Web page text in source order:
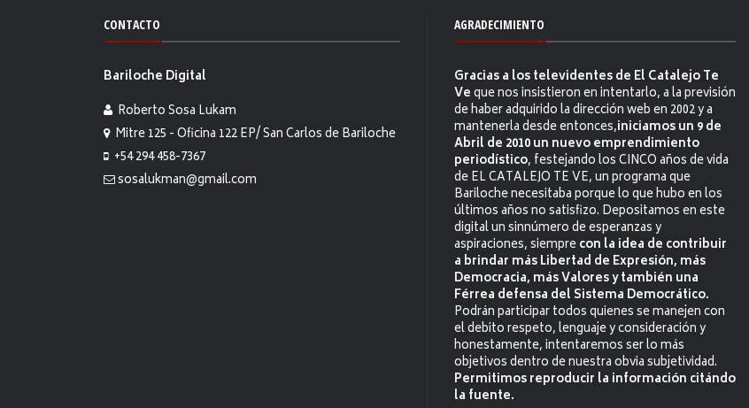
CONTACTO
Bariloche Digital
Roberto Sosa Lukam
Mitre 125 - Oficina 122 EP/ San Carlos de Bariloche
+54 294 458-7367
sosalukman@gmail.com
AGRADECIMIENTO
Gracias a los televidentes de El Catalejo Te
Veque nos insistieron en intentarlo, a la previsión
de haber adquirido la dirección web en 2002 y a
mantenerla desde entonces,iniciamos un 9 de
Abril de 2010 un nuevo emprendimiento
periodístico, festejando los CINCO años de vida
de EL CATALEJO TE VE, un programa que
Bariloche necesitaba porque lo que hubo en los
últimos años no satisfizo. Depositamos en este
digital un sinnúmero de esperanzas y
aspiraciones, siemprecon la idea de contribuir
a brindar más Libertad de Expresión, más
Democracia, más Valores y también una
Férrea defensa del Sistema Democrático.
Podrán participar todos quienes se manejen con
el debito respeto, lenguaje y consideración y
honestamente, intentaremos ser lo más
objetivos dentro de nuestra obvia subjetividad.
Permitimos reproducir la información citándo
la fuente.